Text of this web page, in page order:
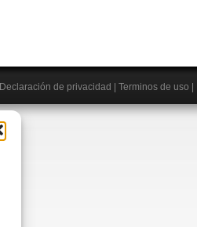
Declaración de privacidad Terminos de uso